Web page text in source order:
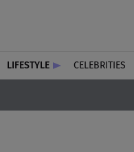
LIFESTYLE CELEBRITIES